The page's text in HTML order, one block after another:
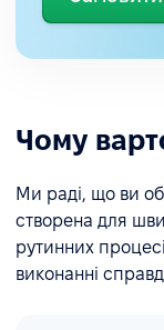
Чому
Ми раді, що ви
створена для
рутинних
виконанні